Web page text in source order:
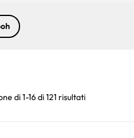
di 1-16 di 121 risultati